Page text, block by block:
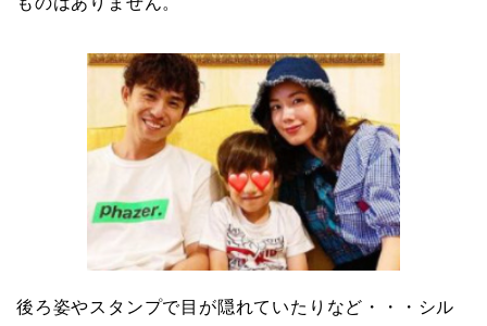
後ろ姿やスタンプで目が隠れていたりなど・・・シル